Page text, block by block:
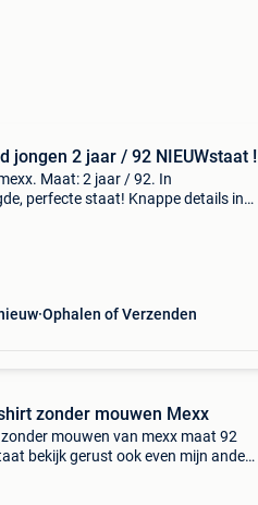
jongen 2 jaar / 92 NIEUWstaat !
Maat: 2 jaar / 92. In
perfecte staat! Knappe details in
Ophalen of Verzenden
zonder mouwen Mexx
mouwen van mexx maat 92
bekijk gerust ook even mijn andere